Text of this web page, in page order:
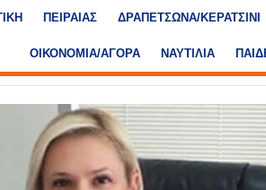
ΠΕΙΡΑΙΑΣ ΔΡΑΠΕΤΣΩΝΑ/ΚΕΡΑΤΣΙΝΙ
ΟΙΚΟΝΟΜΙΑ/ΑΓΟΡΑ ΝΑΥΤΙΛΙΑ